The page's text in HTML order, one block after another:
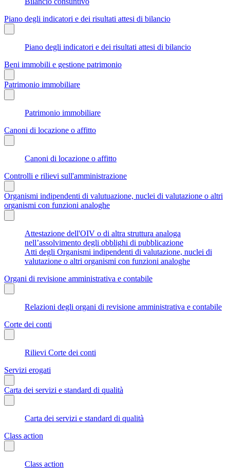
Piano degli indicatori e dei risultati attesi di bilancio
Piano degli indicatori e dei risultati attesi di bilancio
Beni immobili e gestione patrimonio
Patrimonio immobiliare
Patrimonio immobiliare
Canoni di locazione o affitto
Canoni di locazione o affitto
Controlli e rilievi sull'amministrazione
Organismi indipendenti di valutuazione, nuclei di valutazione o altri
organismi con funzioni analoghe
Attestazione dell'OIV o di altra struttura analoga
nell’assolvimento degli obblighi di pubblicazione
Atti degli Organismi indipendenti di valutazione, nuclei di
valutazione o altri organismi con funzioni analoghe
Organi di revisione amministrativa e contabile
Relazioni degli organi di revisione amministrativa e contabile
Corte dei conti
Rilievi Corte dei conti
Servizi erogati
Carta dei servizi e standard di qualità
Carta dei servizi e standard di qualità
Class action
Class action